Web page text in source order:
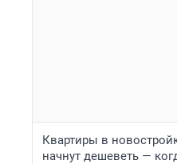
Квартиры в
начнут дешеветь —